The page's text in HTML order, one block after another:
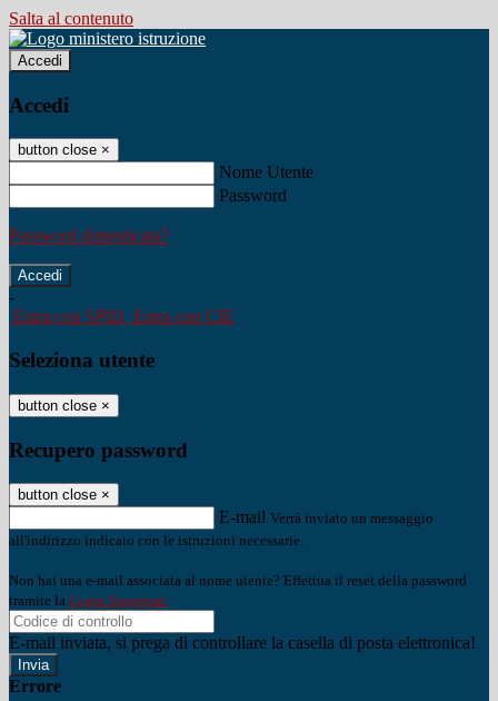
Salta al contenuto
Accedi
Accedi
button close ×
Nome Utente
Password
Password dimenticata?
-
Entra con SPID Entra con CIE
Seleziona utente
button close ×
Recupero password
button close ×
E-mail Verrà inviato un messaggio
all'indirizzo indicato con le istruzioni necessarie.
Non hai una e-mail associata al nome utente? Effettua il reset della password
tramite la Login Spaggiari
E-mail inviata, si prega di controllare la casella di posta elettronica!
Errore